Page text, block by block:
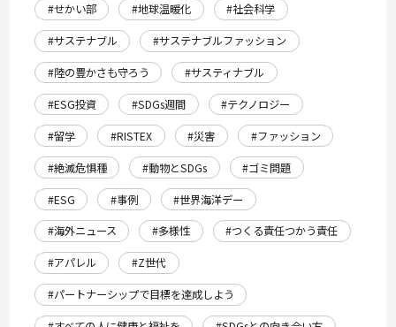
#せかい部
#地球温暖化
#社会科学
#サステナブル
#サステナブルファッション
#陸の豊かさも守ろう
#サスティナブル
#ESG投資
#SDGs週間
#テクノロジー
#留学
#RISTEX #災害
#ファッション
#絶滅危惧種
#動物とSDGs
#ゴミ問題
#ESG
#事例
#世界海洋デー
#海外ニュース
#多様性
#つくる責任つかう責任
#アパレル
#Z世代
#パートナーシップで目標を達成しよう